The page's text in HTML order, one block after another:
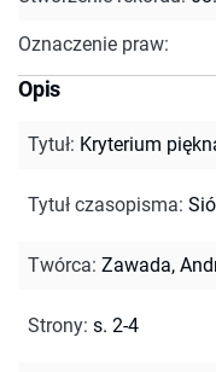
Oznaczenie praw:
Opis
Tytuł: Kryterium
Tytuł czasopisma:
Twórca: Zawada,
Strony: s. 2-4